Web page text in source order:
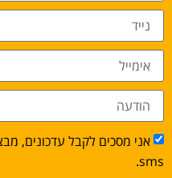
אני מסכים לקבל עדכונים,
sms.